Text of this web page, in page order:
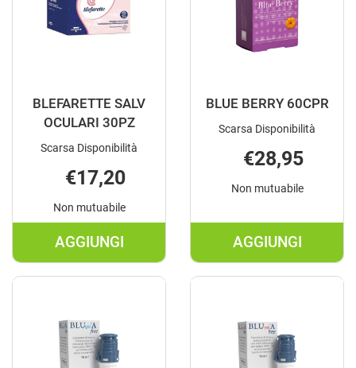
BLEFARETTE SALV
OCULARI 30PZ
Scarsa Disponibilità
€17,20
Non mutuabile
AGGIUNGI
AGGIUNGI BLEFARETTE
SALV
30PZ AL
CARRELLO
BLUE BERRY 60CPR
Scarsa Disponibilità
€28,95
Non mutuabile
AGGIUNGI
AGGIUNGI
BERRY